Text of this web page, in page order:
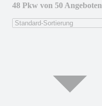
48 Pkw von 50 Angeboten